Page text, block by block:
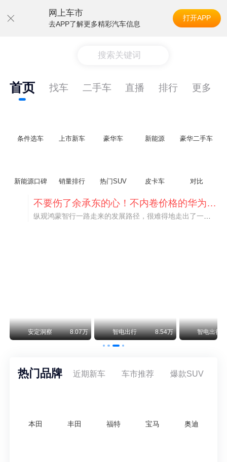
网上车市
去APP了解更多精彩汽车信息
打开APP
搜索关键词
首页 找车 二手车 直播 排行 更多
条件选车 上市新车 豪华车 新能源 豪华二手车
新能源口碑 销量排行 热门SUV 皮卡车 对比
不要伤了余承东的心！不内卷价格的华为，弥足珍贵！
安定洞察 8.07万 智电出行 8.54万 智电出行
热门品牌 近期新车 车市推荐 爆款SUV
本田 丰田 福特 宝马 奥迪